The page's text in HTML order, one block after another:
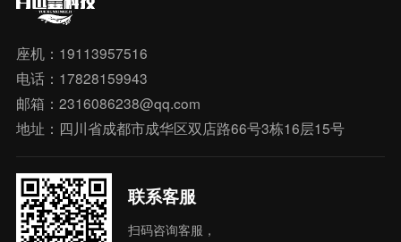
座机：19113957516
电话：17828159943
邮箱：2316086238@qq.com
地址：四川省成都市成华区双店路66号3栋16层15号
联系客服
扫码咨询客服，